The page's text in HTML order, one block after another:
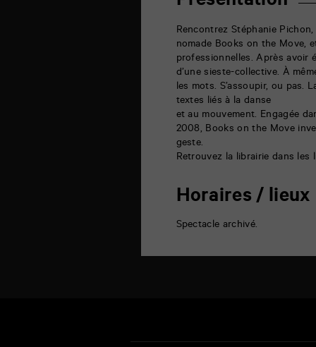
Rencontrez Stéphanie
nomade Books on the Move,
professionnelles. Après avoir
d’une sieste-collective. À
les mots. S’assoupir, ou pas.
textes liés à la danse
et au mouvement. Engagée
2008, Books on the Move
geste.
Retrouvez la librairie dans les
Horaires / lieux
Spectacle archivé.